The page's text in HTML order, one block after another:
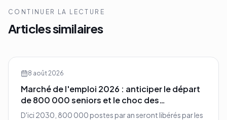
CONTINUER LA LECTURE
Articles similaires
8 août 2026
Marché de l'emploi 2026 : anticiper le départ
de 800 000 seniors et le choc des
compétences
D'ici 2030, 800 000 postes par an seront libérés par les